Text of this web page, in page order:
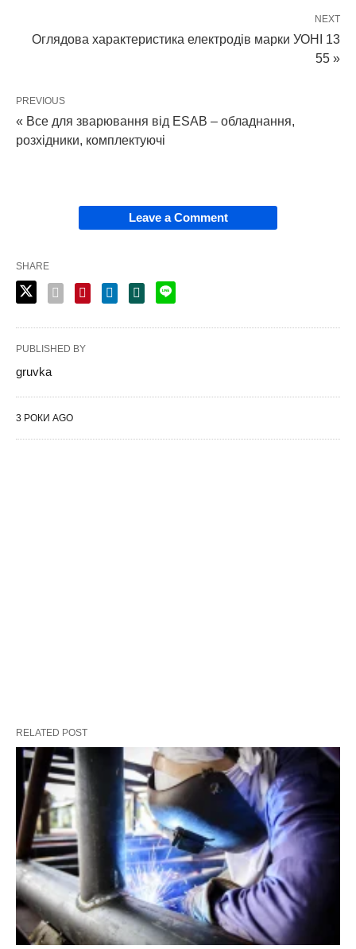
NEXT
Оглядова характеристика електродів марки УОНІ 13
55 »
PREVIOUS
« Все для зварювання від ESAB – обладнання,
розхідники, комплектуючі
Leave a Comment
SHARE
PUBLISHED BY
gruvka
3 РОКИ AGO
RELATED POST